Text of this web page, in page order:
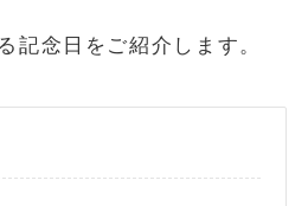
記念日をご紹介します。